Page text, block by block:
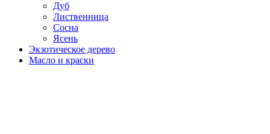
Дуб
Лиственница
Сосна
Ясень
Экзотическое дерево
Масло и краски